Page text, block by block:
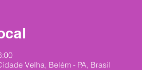
Velha, Belém - PA, Brasil